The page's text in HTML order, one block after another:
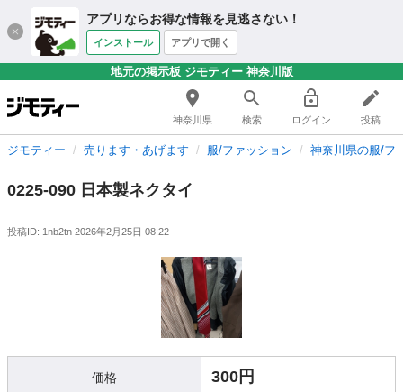
アプリならお得な情報を見逃さない！
インストール アプリで開く
地元の掲示板 ジモティー 神奈川版
神奈川県 検索 ログイン 投稿
ジモティー 売ります・あげます 服/ファッション 神奈川県の服/フ
0225-090 日本製ネクタイ
投稿ID: 1nb2tn 2026年2月25日 08:22
価格 300円